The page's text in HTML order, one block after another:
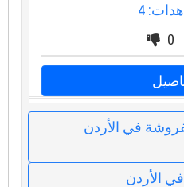
4
0
في الأردن
الأردن